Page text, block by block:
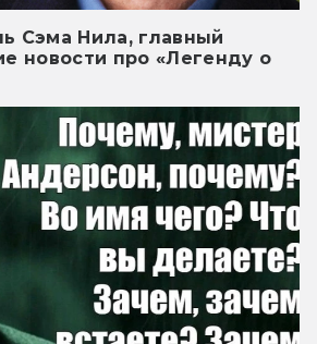
Сэма Нила, главный
новости про «Легенду о